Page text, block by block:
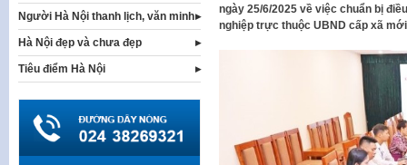
ngày 25/6/2025 về việc chuẩn bị
nghiệp trực thuộc UBND cấp xã
Người Hà Nội thanh lịch, văn minh
Hà Nội đẹp và chưa đẹp
Tiêu điểm Hà Nội